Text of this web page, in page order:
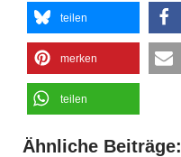
teilen
merken
teilen
Ähnliche Beiträge: